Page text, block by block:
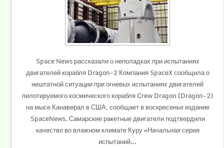
Space News рассказали о неполадках при испытаниях
двигателей корабля Dragon-2 Компания SpaceX сообщила о
нештатной ситуации при огневых испытаниях двигателей
пилотируемого космического корабля Crew Dragon (Dragon-2)
на мысе Канаверал в США, сообщает в воскресенье издание
SpaceNews. Самарские ракетные двигатели подтвердили
качество во влажном климате Куру «Начальная серия
испытаний...